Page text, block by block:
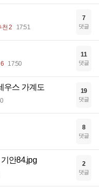
천 2 17:51
7
댓글
17:50
11
댓글
우스 가계도 19
댓글
8
댓글
안84.jpg 2
댓글